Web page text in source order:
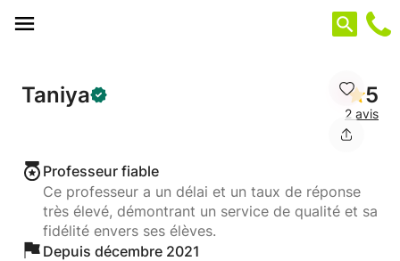
Taniya 5
2 avis
Professeur fiable
Ce professeur a un délai et un taux de réponse
très élevé, démontrant un service de qualité et sa
fidélité envers ses élèves.
Depuis décembre 2021